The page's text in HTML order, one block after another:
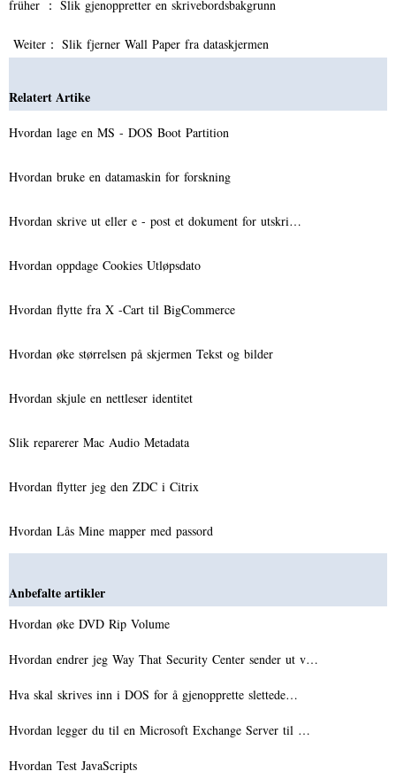
früher ： Slik gjenoppretter en skrivebordsbakgrunn
Weiter： Slik fjerner Wall Paper fra dataskjermen
Relatert Artike
Hvordan lage en MS - DOS Boot Partition
Hvordan bruke en datamaskin for forskning
Hvordan skrive ut eller e - post et dokument for utskri…
Hvordan oppdage Cookies Utløpsdato
Hvordan flytte fra X -Cart til BigCommerce
Hvordan øke størrelsen på skjermen Tekst og bilder
Hvordan skjule en nettleser identitet
Slik reparerer Mac Audio Metadata
Hvordan flytter jeg den ZDC i Citrix
Hvordan Lås Mine mapper med passord
Anbefalte artikler
Hvordan øke DVD Rip Volume
Hvordan endrer jeg Way That Security Center sender ut v…
Hva skal skrives inn i DOS for å gjenopprette slettede…
Hvordan legger du til en Microsoft Exchange Server til …
Hvordan Test JavaScripts